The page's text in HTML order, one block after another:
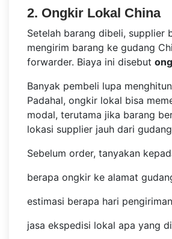
2. Ongkir Lokal China
Setelah barang dibeli, supplier
mengirim barang ke gudang
forwarder. Biaya ini disebut
Banyak pembeli lupa
Padahal, ongkir lokal bisa
modal, terutama jika barang
lokasi supplier jauh dari
Sebelum order, tanyakan
berapa ongkir ke alamat
estimasi berapa hari pengiriman
jasa ekspedisi lokal apa yang